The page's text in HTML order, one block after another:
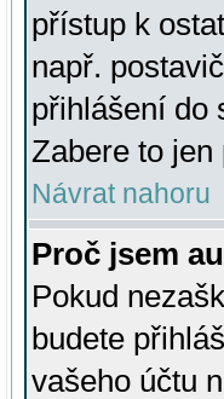
přístup k
např.
přihlášení do
Zabere to jen
Návrat nahoru
Proč jsem
Pokud
budete
vašeho účtu